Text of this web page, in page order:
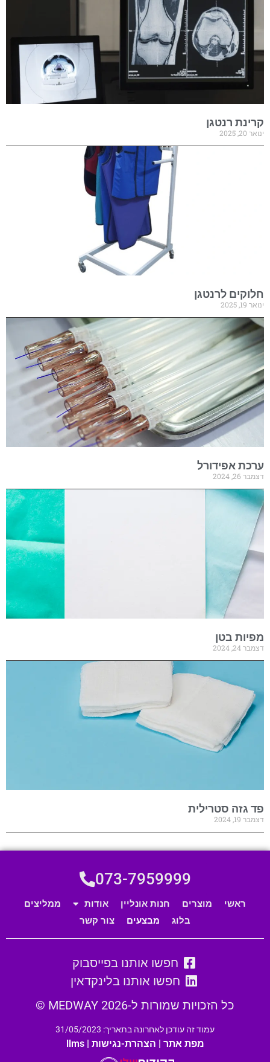
קרינת רנטגן
ינואר 20, 2025
חלוקים לרנטגן
ינואר 19, 2025
ערכת אפידורל
דצמבר 26, 2024
מפיות בטן
דצמבר 24, 2024
פד גזה סטרילית
דצמבר 19, 2024
073-7959999
ראשי מוצרים חנות אונליין אודות
ממליצים
בלוג
מבצעים צור קשר
חפשו אותנו בפייסבוק
חפשו אותנו בלינקדאין
כל הזכויות שמורות ל-MEDWAY 2026 ©
עמוד זה עודכן לאחרונה בתאריך: 31/05/2023
מפת אתר | הצהרת-נגישות |
llms